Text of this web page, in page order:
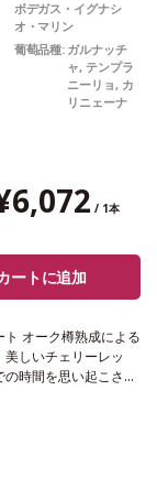
ボデガス・イグナシ
オ・マリン
葡萄品種: ガルナッチ
ャ, テンプラ
ニーリョ, カ
リニェーナ
/ 1本
ートに追加
オーク樽熟成による
しいチェリーレッ
の時間を思い起こさせ